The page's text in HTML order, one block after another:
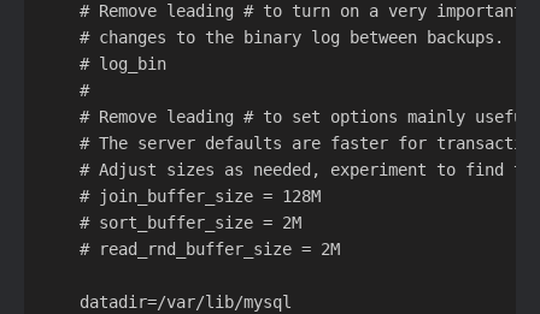
# Remove leading # to turn on a very important
    # changes to the binary log between backups.
    # log_bin
    #
# Remove leading # to set options mainly
# The server defaults are faster for
# Adjust sizes as needed, experiment to find
    # join_buffer_size = 128M
    # sort_buffer_size = 2M
    # read_rnd_buffer_size = 2M
    datadir=/var/lib/mysql